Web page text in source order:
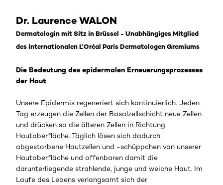
Dr. Laurence WALON
Dermatologin mit Sitz in Brüssel - Unabhängiges Mitglied
des internationalen L'Oréal Paris Dermatologen Gremiums
Die Bedeutung des epidermalen Erneuerungsprozesses
der Haut
Unsere Epidermis regeneriert sich kontinuierlich. Jeden
Tag erzeugen die Zellen der Basalzellschicht neue Zellen
und drücken so die älteren Zellen in Richtung
Hautoberfläche. Täglich lösen sich dadurch
abgestorbene Hautzellen und -schüppchen von unserer
Hautoberfläche und offenbaren damit die
darunterliegende strahlende, junge und weiche Haut. Im
Laufe des Lebens verlangsamt sich der